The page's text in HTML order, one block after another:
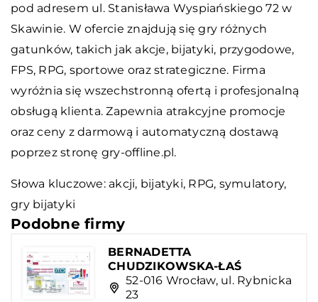
pod adresem ul. Stanisława Wyspiańskiego 72 w
Skawinie. W ofercie znajdują się gry różnych
gatunków, takich jak akcje, bijatyki, przygodowe,
FPS, RPG, sportowe oraz strategiczne. Firma
wyróżnia się wszechstronną ofertą i profesjonalną
obsługą klienta. Zapewnia atrakcyjne promocje
oraz ceny z darmową i automatyczną dostawą
poprzez stronę gry-offline.pl.
Słowa kluczowe: akcji, bijatyki, RPG, symulatory,
gry bijatyki
Podobne firmy
BERNADETTA
CHUDZIKOWSKA-ŁAŚ
52-016 Wrocław, ul. Rybnicka
23